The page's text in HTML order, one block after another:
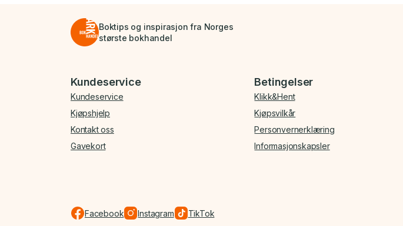
Boktips og inspirasjon fra Norges
største bokhandel
Bunnmeny
Kundeservice
Kundeservice
Kjøpshjelp
Kontakt oss
Gavekort
Betingelser
Klikk&Hent
Kjøpsvilkår
Personvernerklæring
Informasjonskapsler
Facebook Instagram TikTok